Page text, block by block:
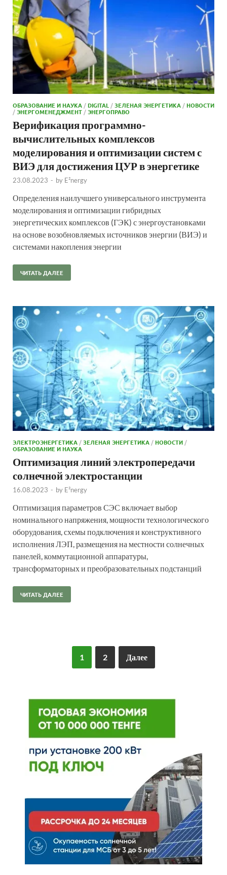
ОБРАЗОВАНИЕ И НАУКА /DIGITAL /ЗЕЛЕНАЯ ЭНЕРГЕТИКА /НОВОСТИ
/ЭНЕРГОМЕНЕДЖМЕНТ /ЭНЕРГОПРАВО
Верификация программно-
вычислительных комплексов
моделирования и оптимизации систем с
ВИЭ для достижения ЦУР в энергетике
23.08.2023 - by E²nergy
Определения наилучшего универсального инструмента
моделирования и оптимизации гибридных
энергетических комплексов (ГЭК) с энергоустановками
на основе возобновляемых источников энергии (ВИЭ) и
системами накопления энергии
ЧИТАТЬ ДАЛЕЕ
ЭЛЕКТРОЭНЕРГЕТИКА /ЗЕЛЕНАЯ ЭНЕРГЕТИКА /НОВОСТИ /
ОБРАЗОВАНИЕ И НАУКА
Оптимизация линий электропередачи
солнечной электростанции
16.08.2023 - by E²nergy
Оптимизация параметров СЭС включает выбор
номинального напряжения, мощности технологического
оборудования, схемы подключения и конструктивного
исполнения ЛЭП, размещения на местности солнечных
панелей, коммутационной аппаратуры,
трансформаторных и преобразовательных подстанций
ЧИТАТЬ ДАЛЕЕ
1 2 Далее